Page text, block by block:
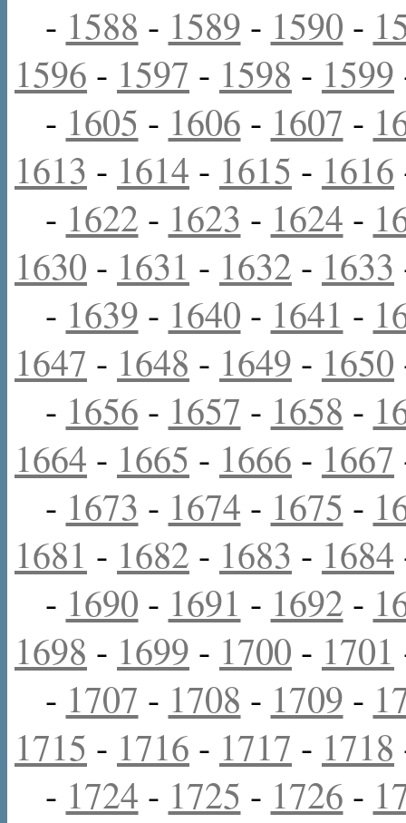
- 1588 - 1589 - 1590 -
1596 - 1597 - 1598 - 1599
- 1605 - 1606 - 1607 -
1613 - 1614 - 1615 - 1616
- 1622 - 1623 - 1624 -
1630 - 1631 - 1632 - 1633
- 1639 - 1640 - 1641 -
1647 - 1648 - 1649 - 1650
- 1656 - 1657 - 1658 -
1664 - 1665 - 1666 - 1667
- 1673 - 1674 - 1675 -
1681 - 1682 - 1683 - 1684
- 1690 - 1691 - 1692 -
1698 - 1699 - 1700 - 1701
- 1707 - 1708 - 1709 -
1715 - 1716 - 1717 - 1718
- 1724 - 1725 - 1726 -